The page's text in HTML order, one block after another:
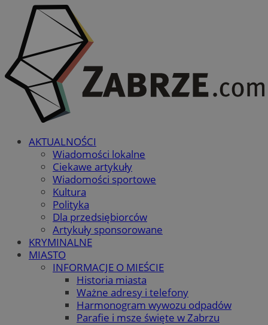
AKTUALNOŚCI
Wiadomości lokalne
Ciekawe artykuły
Wiadomości sportowe
Kultura
Polityka
Dla przedsiębiorców
Artykuły sponsorowane
KRYMINALNE
MIASTO
INFORMACJE O MIEŚCIE
Historia miasta
Ważne adresy i telefony
Harmonogram wywozu odpadów
Parafie i msze święte w Zabrzu